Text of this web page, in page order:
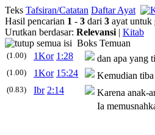
Teks Tafsiran/Catatan Daftar Ayat
Hasil pencarian 1 - 3 dari 3 ayat untuk
Urutkan berdasar: Relevansi | Kitab
Boks Temuan
(1.00) 1Kor 1:28 dan apa yang
(1.00) 1Kor 15:24 Kemudian
(0.83)
Ibr 2:14 Karena anak-
Ia